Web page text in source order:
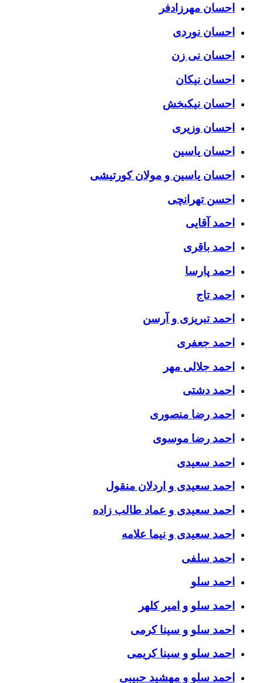
احسان مهرزادفر
احسان نوردی
احسان نی زن
احسان نیکان
احسان نیکبخش
احسان وزیری
احسان یاسین
احسان یاسین و مولان کورتیشی
احسن تهرانچی
احمد آقایی
احمد باقری
احمد پارسا
احمد تاج
احمد تبریزی و آرسن
احمد جعفری
احمد جلالی مهر
احمد دشتی
احمد رضا منصوری
احمد رضا موسوی
احمد سعیدی
احمد سعیدی و اردلان منقول
احمد سعیدی و عماد طالب زاده
احمد سعیدی و نیما علامه
احمد سلفی
احمد سلو
احمد سلو و امیر کلهر
احمد سلو و سینا کرمی
احمد سلو و سینا کریمی
احمد سلو و مهشید حبیبی